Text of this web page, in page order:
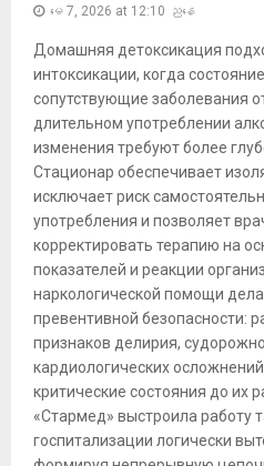
မေ 7, 2026 at 12:10 ညနေ
Домашняя детоксикация
интоксикации, когда
сопутствующие заболевания
длительном употреблении
изменения требуют более
Стационар обеспечивает
исключает риск
употребления и позволяет
корректировать терапию на
показателей и реакции
наркологической помощи
превентивной безопасности:
признаков делирия,
кардиологических
критические состояния до их
«Стармед» выстроила работу
госпитализации логически